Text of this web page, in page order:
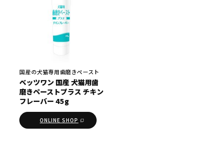
国産の犬猫専用歯磨きペースト
ベッツワン 国産 犬猫用歯
磨きペーストプラス チキン
フレーバー 45g
ONLINE SHOP